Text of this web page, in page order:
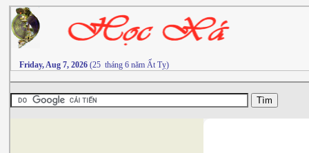
Friday, Aug 7, 2026 (25 tháng 6 năm Ất Tỵ)